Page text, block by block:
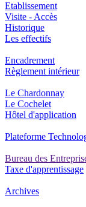
Etablissement
Visite - Accès
Historique
Les effectifs
Encadrement
Règlement intérieur
Le Chardonnay
Le Cochelet
Hôtel d'application
Plateforme
Bureau des
Taxe d'apprentissage
Archives